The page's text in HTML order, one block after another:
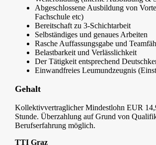
Abgeschlossene Ausbildung von
Fachschule etc)
Bereitschaft zu 3-Schichtarbeit
Selbständiges und genaues Arbeiten
Rasche Auffassungsgabe und
Belastbarkeit und Verlässlichkeit
Der Tätigkeit entsprechend
Einwandfreies Leumundzeugnis
Gehalt
Kollektivvertraglicher Mindestlohn EUR
Stunde. Überzahlung auf Grund von
Berufserfahrung möglich.
TTI Graz